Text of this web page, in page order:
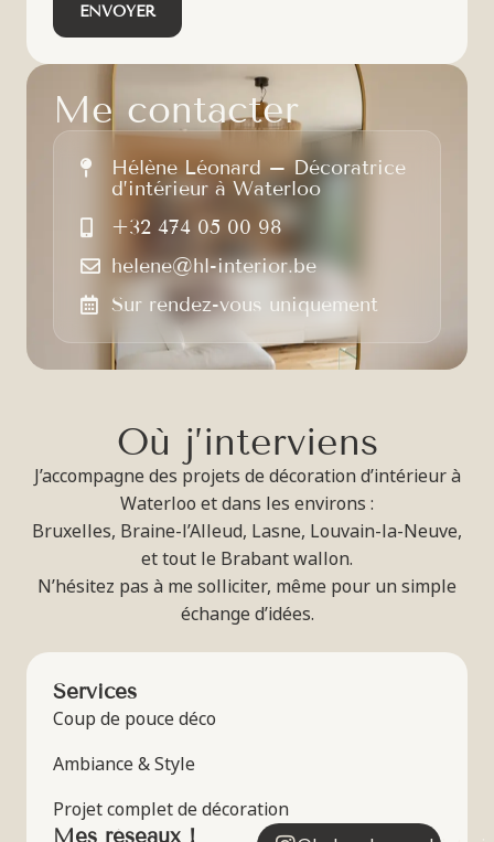
Me contacter
Hélène Léonard – Décoratrice
d’intérieur à Waterloo
+32 474 05 00 98
helene@hl-interior.be
Sur rendez-vous uniquement
ENVOYER
Où j’interviens
J’accompagne des projets de décoration d’intérieur à
Waterloo et dans les environs :
Bruxelles, Braine-l’Alleud, Lasne, Louvain-la-Neuve,
et tout le Brabant wallon.
N’hésitez pas à me solliciter, même pour un simple
échange d’idées.
Services
Coup de pouce déco
Ambiance & Style
Projet complet de décoration
Mes réseaux !